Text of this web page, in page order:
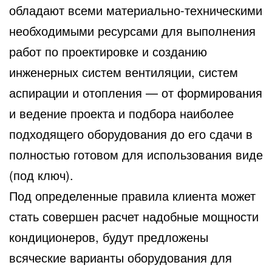
обладают всеми материально-техническими
необходимыми ресурсами для выполнения
работ по проектировке и созданию
инженерных систем вентиляции, систем
аспирации и отопления — от формирования
и ведение проекта и подбора наиболее
подходящего оборудования до его сдачи в
полностью готовом для использования виде
(под ключ).
Под определенные правила клиента может
стать совершен расчет надобные мощности
кондиционеров, будут предложены
всяческие варианты оборудования для